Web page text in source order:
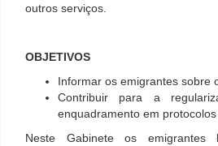
outros serviços.
OBJETIVOS
Informar os emigrantes sobre
Contribuir para a
enquadramento em
Neste Gabinete os emigrantes